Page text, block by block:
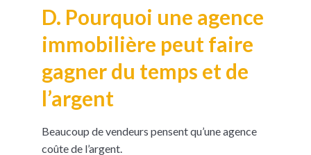
D. Pourquoi une agence
immobilière peut faire
gagner du temps et de
l’argent
Beaucoup de vendeurs pensent qu’une agence
coûte de l’argent.